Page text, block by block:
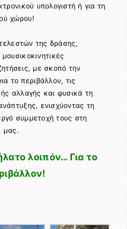
υπολογιστή ή για τη
χώρου!
της δράσης,
με σκοπό την
το περιβάλλον, τις
αλλαγής και φυσικά τη
ενισχύοντας τη
συμμετοχή τους στη
μας.
λοιπόν… Για το